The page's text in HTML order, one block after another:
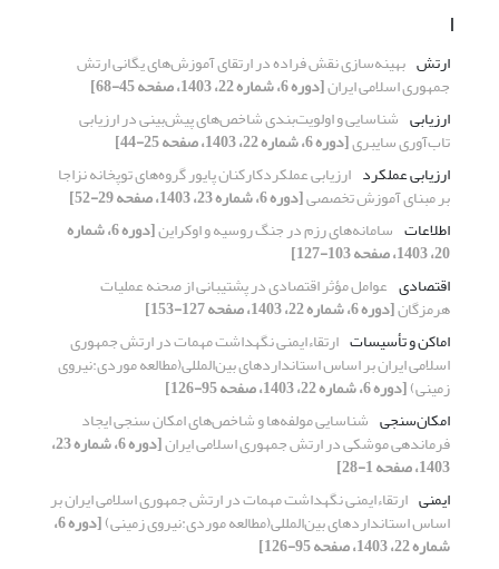
ا
ارتش بهینه‌سازی نقش فراده در ارتقای آموزش‌های یگانی ارتش
جمهوری اسلامی ایران[دوره 6، شماره 22، 1403، صفحه 45-68]
ارزیابی شناسایی و اولویت‌بندی شاخص‌های پیش‌بینی در ارزیابی
تاب‌آوری سایبری[دوره 6، شماره 22، 1403، صفحه 25-44]
ارزیابی عملکرد ارزیابی عملکردکارکنان پایور گروه‌های توپخانه نزاجا
بر مبنای آموزش تخصصی[دوره 6، شماره 23، 1403، صفحه 29-52]
اطلاعات سامانه‌های رزم در جنگ روسیه و اوکراین [دوره 6، شماره
20، 1403، صفحه 103-127]
اقتصادی عوامل مؤثر اقتصادی در پشتیبانی از صحنه عملیات
هرمزگان[دوره 6، شماره 22، 1403، صفحه 127-153]
اماکن و تأسیسات ارتقاءایمنی نگهداشت مهمات در ارتش جمهوری
اسلامی ایران بر اساس استانداردهای بین‌المللی(مطالعه موردی:نیروی
زمینی)[دوره 6، شماره 22، 1403، صفحه 95-126]
امکان‌سنجی شناسایی مولفه‌ها و شاخص‌های امکان سنجی ایجاد
فرماندهی موشکی در ارتش جمهوری اسلامی ایران [دوره 6، شماره 23،
1403، صفحه 1-28]
ایمنی ارتقاءایمنی نگهداشت مهمات در ارتش جمهوری اسلامی ایران بر
اساس استانداردهای بین‌المللی(مطالعه موردی:نیروی زمینی) [دوره 6،
شماره 22، 1403، صفحه 95-126]